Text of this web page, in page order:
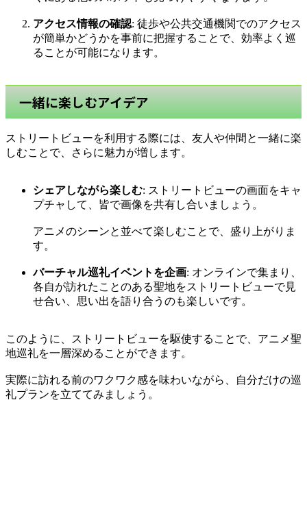
アクセス情報の確認: 徒歩や公共交通機関でのアクセス
が簡単かどうかを事前に把握することで、効率よく巡
ることが可能になります。
一緒に楽しむアイデア
ストリートビューを利用する際には、友人や仲間と一緒に楽
しむことで、さらに魅力が増します。
シェアしながら楽しむ: ストリートビューの画面をキャ
プチャして、皆で画像を共有し合いましょう。
アニメのシーンと並べて楽しむことで、盛り上がりま
す。
バーチャル巡礼イベントを企画: オンラインで集まり、
各自が訪れたことのある聖地をストリートビューで見
せ合い、思い出を語り合うのも楽しいです。
このように、ストリートビューを駆使することで、アニメ聖
地巡礼を一層深めることができます。
実際に訪れる前のワクワク感を味わいながら、自分だけの巡
礼プランを立ててみましょう。